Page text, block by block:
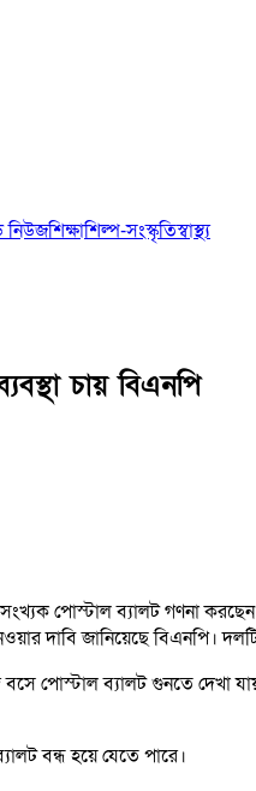
নিউজশিক্ষাশিল্প-সংস্কৃতিস্বাস্থ্য
চায় বিএনপি
পোস্টাল ব্যালট গণনা
দাবি জানিয়েছে
পোস্টাল ব্যালট গুনতে দেখা
বন্ধ হয়ে যেতে পারে।